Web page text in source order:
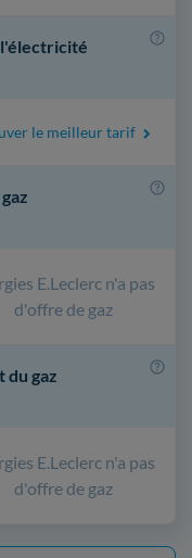
l'électricité
le meilleur tarif
E.Leclerc n'a pas
d'offre de gaz
du gaz
E.Leclerc n'a pas
d'offre de gaz